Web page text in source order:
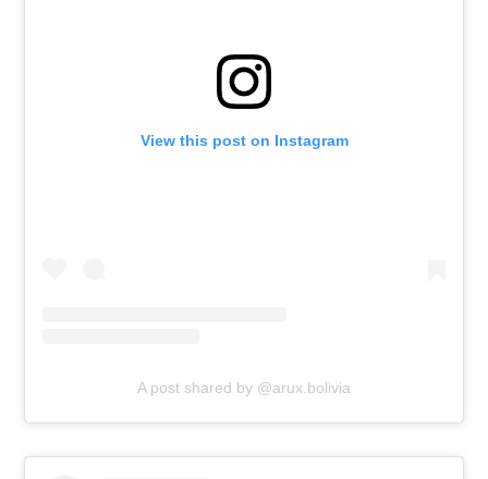
View this post on Instagram
A post shared by @arux.bolivia